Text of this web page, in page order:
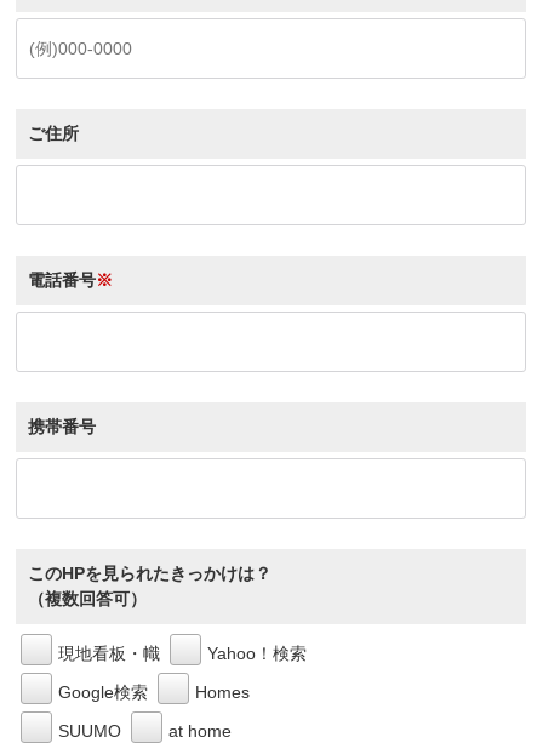
ご住所
電話番号※
携帯番号
このHPを見られたきっかけは？
（複数回答可）
現地看板・幟
Yahoo！検索
Google検索
Homes
SUUMO
at home